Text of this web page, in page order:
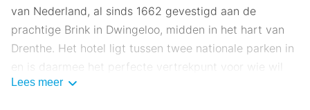
van Nederland, al sinds 1662 gevestigd aan de
prachtige Brink in Dwingeloo, midden in het hart van
Drenthe. Het hotel ligt tussen twee nationale parken in
en is daarmee het perfecte vertrekpunt voor wie wil
genieten van de Drentse natuur.
Lees meer